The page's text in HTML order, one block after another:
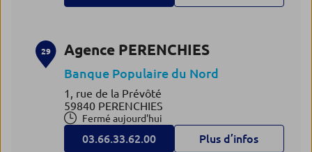
29 Agence PERENCHIES
Banque Populaire du Nord
1, rue de la Prévôté
59840 PERENCHIES
Fermé aujourd'hui
03.66.33.62.00 Plus d’infos